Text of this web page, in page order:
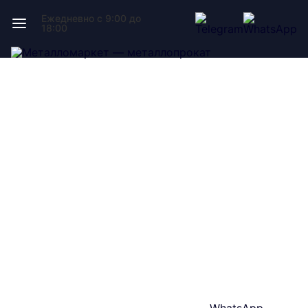
Ежедневно с 9:00 до
18:00